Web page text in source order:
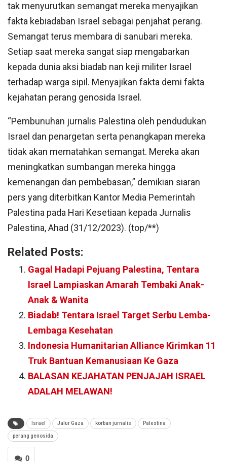
tak menyurutkan semangat mereka menyajikan
fakta kebiadaban Israel sebagai penjahat perang.
Semangat terus membara di sanubari mereka.
Setiap saat mereka sangat siap mengabarkan
kepada dunia aksi biadab nan keji militer Israel
terhadap warga sipil. Menyajikan fakta demi fakta
kejahatan perang genosida Israel.
“Pembunuhan jurnalis Palestina oleh pendudukan
Israel dan penargetan serta penangkapan mereka
tidak akan mematahkan semangat. Mereka akan
meningkatkan sumbangan mereka hingga
kemenangan dan pembebasan,” demikian siaran
pers yang diterbitkan Kantor Media Pemerintah
Palestina pada Hari Kesetiaan kepada Jurnalis
Palestina, Ahad (31/12/2023). (top/**)
Related Posts:
Gagal Hadapi Pejuang Palestina, Tentara
Israel Lampiaskan Amarah Tembaki Anak-
Anak & Wanita
Biadab! Tentara Israel Target Serbu Lemba-
Lembaga Kesehatan
Indonesia Humanitarian Alliance Kirimkan 11
Truk Bantuan Kemanusiaan Ke Gaza
BALASAN KEJAHATAN PENJAJAH ISRAEL
ADALAH MELAWAN!
Israel Jalur Gaza korban jurnalis Palestina
perang genosida
0